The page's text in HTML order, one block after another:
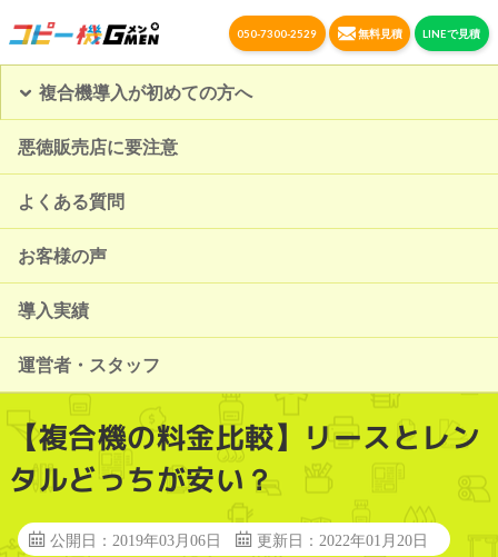
050-7300-2529 無料見積 LINEで見積
複合機導入が初めての方へ
悪徳販売店に要注意
よくある質問
お客様の声
導入実績
運営者・スタッフ
【複合機の料金比較】リースとレン
タルどっちが安い？
公開日：2019年03月06日 更新日：2022年01月20日